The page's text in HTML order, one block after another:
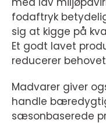
fodaftryk
sig at kigge på
Et godt lavet
reducerer
Madvarer giver
handle
sæsonbaserede